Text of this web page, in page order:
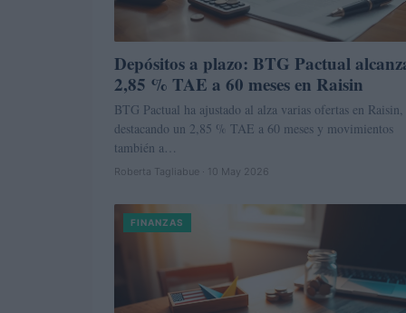
Depósitos a plazo: BTG Pactual
2,85 % TAE a 60 meses en Raisin
BTG Pactual ha ajustado al alza varias ofertas en Raisin,
destacando un 2,85 % TAE a 60 meses y movimientos
también a…
Roberta Tagliabue · 10 May 2026
FINANZAS